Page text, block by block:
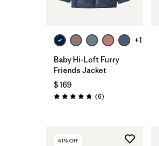
+1
Baby Hi-Loft Furry
Friends Jacket
$ 169
Valoración: 4.8 / 5
(6Comentarios
)
41% Off